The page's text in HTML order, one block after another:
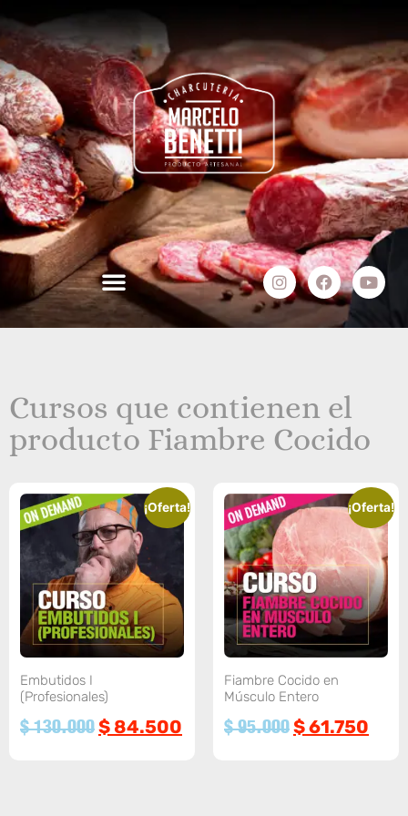
Cursos que contienen el
producto Fiambre Cocido
¡Oferta!
Embutidos I
(Profesionales)
$ 130.000 $ 84.500
¡Oferta!
Fiambre Cocido en
Músculo Entero
$ 95.000 $61.750